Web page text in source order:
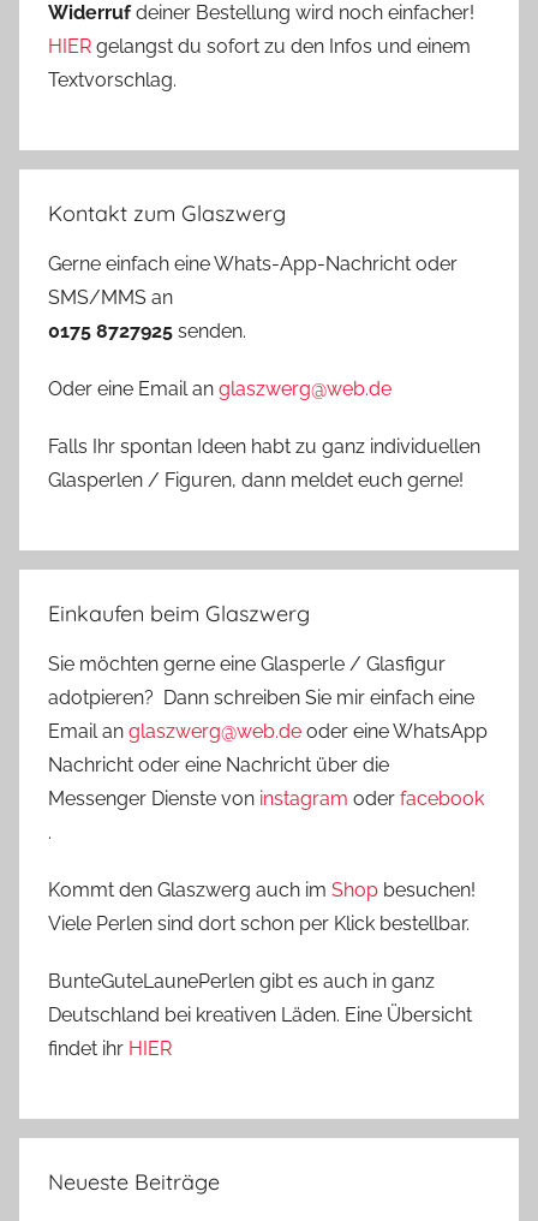
Widerrufdeiner Bestellung wird noch einfacher!
HIER gelangst du sofort zu den Infos und einem
Textvorschlag.
Kontakt zum Glaszwerg
Gerne einfach eine Whats-App-Nachricht oder
SMS/MMS an
0175 8727925 senden.
Oder eine Email an glaszwerg@web.de
Falls Ihr spontan Ideen habt zu ganz individuellen
Glasperlen / Figuren, dann meldet euch gerne!
Einkaufen beim Glaszwerg
Sie möchten gerne eine Glasperle / Glasfigur
adotpieren? Dann schreiben Sie mir einfach eine
Email an glaszwerg@web.de oder eine WhatsApp
Nachricht oder eine Nachricht über die
Messenger Dienste von instagram oder facebook
.
Kommt den Glaszwerg auch im Shop besuchen!
Viele Perlen sind dort schon per Klick bestellbar.
BunteGuteLaunePerlen gibt es auch in ganz
Deutschland bei kreativen Läden. Eine Übersicht
findet ihr HIER
Neueste Beiträge